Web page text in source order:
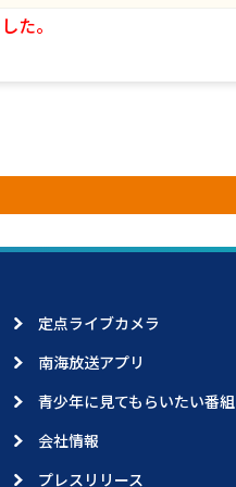
た。
定点ライブカメラ
南海放送アプリ
青少年に見てもらいたい番組
会社情報
プレスリリース